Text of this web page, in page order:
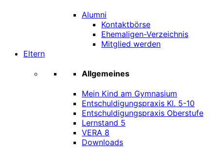
Alumni
Kontaktbörse
Ehemaligen-Verzeichnis
Mitglied werden
Eltern
Allgemeines
Mein Kind am Gymnasium
Entschuldigungspraxis Kl. 5-10
Entschuldigungspraxis Oberstufe
Lernstand 5
VERA 8
Downloads